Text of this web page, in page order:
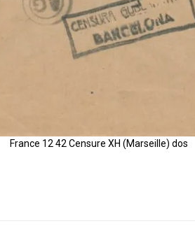
France 12 42 Censure XH (Marseille) dos